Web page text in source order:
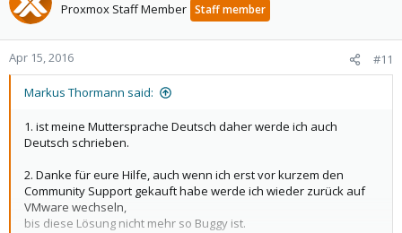
Proxmox Staff Member Staff member
Apr 15, 2016 #11
Markus Thormann said:
1. ist meine Muttersprache Deutsch daher werde ich auch
Deutsch schrieben.
2. Danke für eure Hilfe, auch wenn ich erst vor kurzem den
Community Support gekauft habe werde ich wieder zurück auf
VMware wechseln,
bis diese Lösung nicht mehr so Buggy ist.